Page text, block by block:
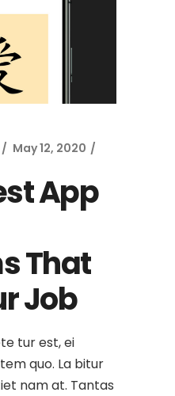
May 12, 2020
App
That
Job
tur est, ei
quo. La bitur
nam at. Tantas